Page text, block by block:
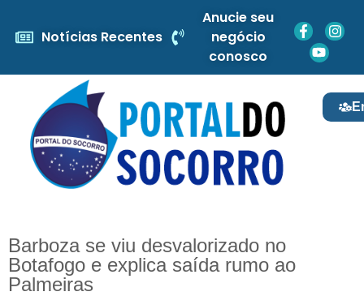
Notícias Recentes
Anucie seu
negócio
conosco
Barboza se viu desvalorizado no
Botafogo e explica saída rumo ao
Palmeiras